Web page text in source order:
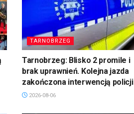
TARNOBRZEG
Tarnobrzeg: Blisko 2 promile i
brak uprawnień. Kolejna jazda
zakończona interwencją policji
2026-08-06